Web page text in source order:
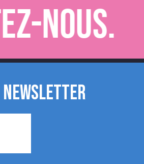
nous.